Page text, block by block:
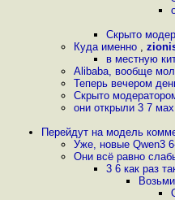
Скрыто
Куда именно ,
в местную
Alibaba, вообще
Теперь вечером
Скрыто
они открыли 3 7 мах
Перейдут на модель
Уже, новые Qwen3
Они всё равно
3 6 как раз